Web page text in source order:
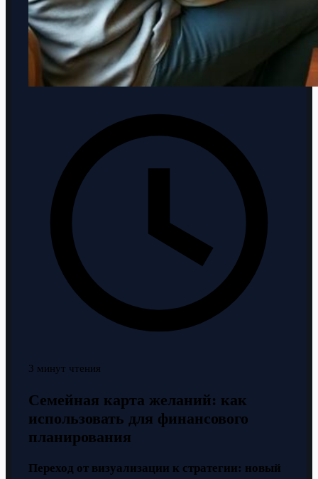
3 минут чтения
Семейная карта желаний: как
использовать для финансового
планирования
Переход от визуализации к стратегии: новый